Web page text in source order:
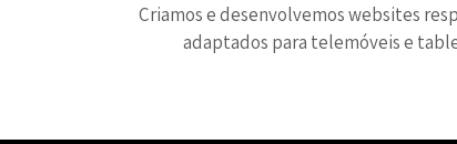
Criamos e desenvolvemos websites
adaptados para telemóveis e